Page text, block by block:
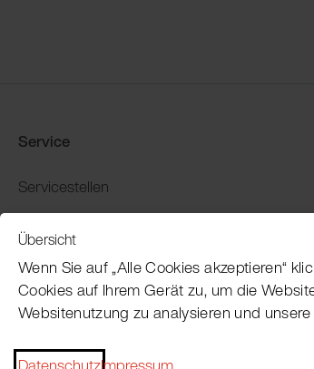
Service
Servicestellen
Produkt-Demo buchen
Garantie und Rückgabe
Zahlung und Versand
Übersicht
Wenn Sie auf „Alle Cookies akzeptieren“
Cookies auf Ihrem Gerät zu, um die
Websitenutzung zu analysieren und